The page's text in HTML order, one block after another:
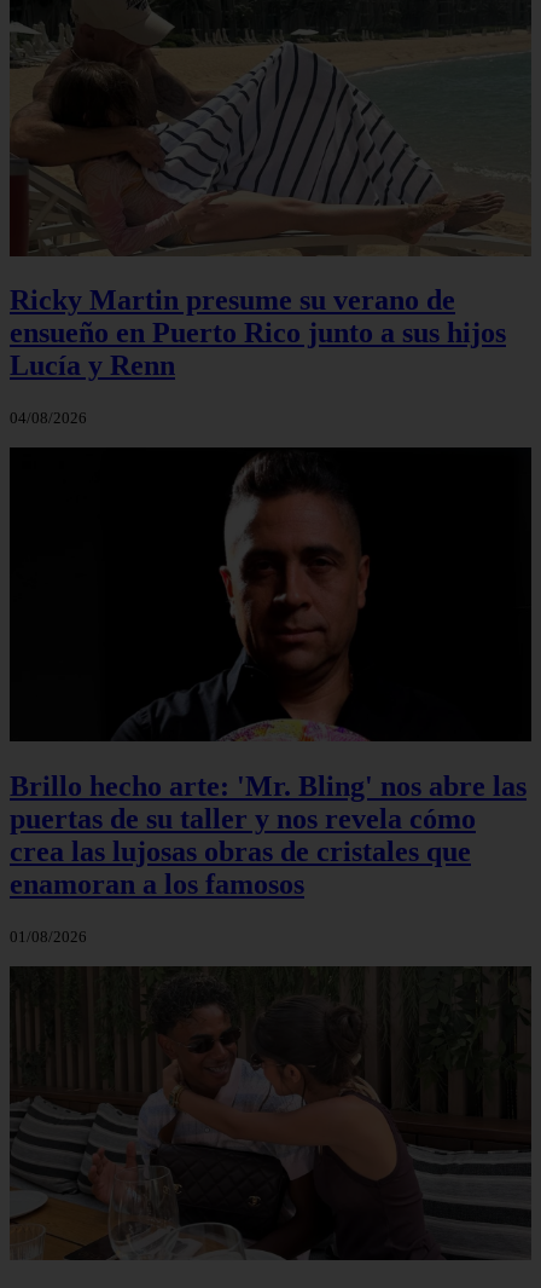
Ricky Martin presume su verano de
ensueño en Puerto Rico junto a sus hijos
Lucía y Renn
04/08/2026
Brillo hecho arte: 'Mr. Bling' nos abre las
puertas de su taller y nos revela cómo
crea las lujosas obras de cristales que
enamoran a los famosos
01/08/2026